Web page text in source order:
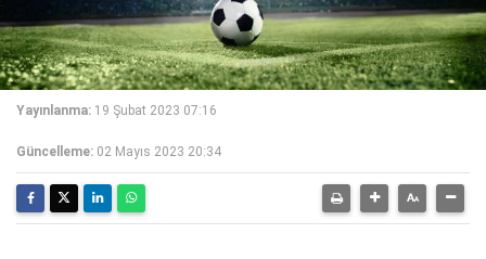
Yayınlanma: 19 Şubat 2023 07:16
Güncelleme: 02 Mayıs 2023 20:34